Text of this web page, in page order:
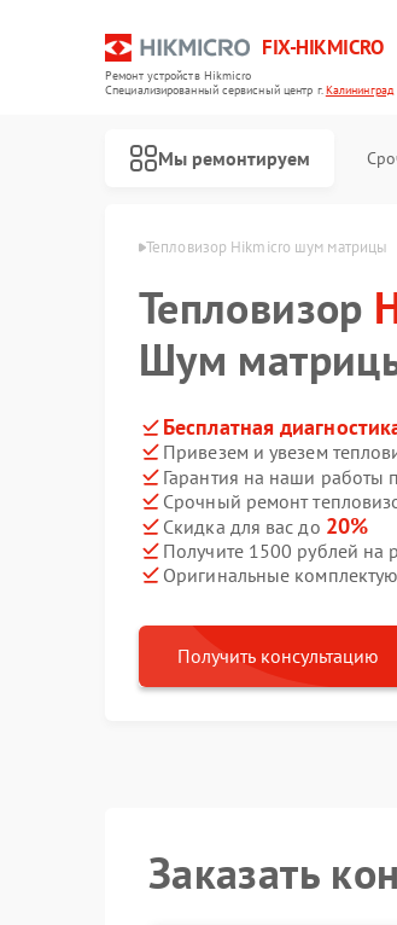
FIX-HIKMICRO
Ремонт устройств Hikmicro
Специализированный cервисный центр г.Калининград
Мы ремонтируем
в Калининграде Тепловизор Hikmicro шум матрицы
Тепловизор
Шум
Бесплатная
Привезем и увезем
Гарантия на наши работы
Срочный ремонт
Скидка для вас до 20%
Получите 1500 рублей на
Оригинальные
Получить консультацию
Заказать